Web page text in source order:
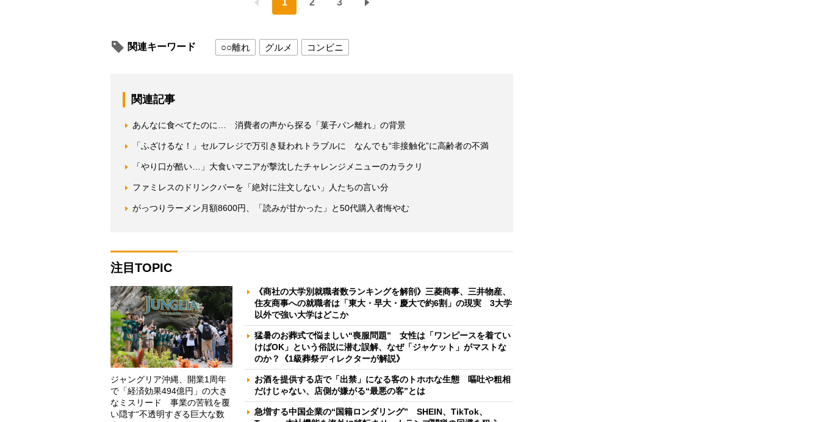
1 2 3
関連キーワード ○○離れ グルメ コンビニ
関連記事
あんなに食べてたのに… 消費者の声から探る「菓子パン離れ」の背景
「ふざけるな！」セルフレジで万引き疑われトラブルに なんでも“非接触化”に高齢者の不満
「やり口が酷い…」大食いマニアが撃沈したチャレンジメニューのカラクリ
ファミレスのドリンクバーを「絶対に注文しない」人たちの言い分
がっつりラーメン月額8600円、「読みが甘かった」と50代購入者悔やむ
注目TOPIC
ジャングリア沖縄、開業1周年
で「経済効果494億円」の大き
なミスリード 事業の苦戦を覆
い隠す“不透明すぎる巨大な数
《商社の大学別就職者数ランキングを解剖》三菱商事、三井物産、
住友商事への就職者は「東大・早大・慶大で約6割」の現実 3大学
以外で強い大学はどこか
猛暑のお葬式で悩ましい“喪服問題” 女性は「ワンピースを着てい
けばOK」という俗説に潜む誤解、なぜ「ジャケット」がマストな
のか？《1級葬祭ディレクターが解説》
お酒を提供する店で「出禁」になる客のトホホな生態 嘔吐や粗相
だけじゃない、店側が嫌がる“最悪の客”とは
急増する中国企業の“国籍ロンダリング” SHEIN、TikTok、